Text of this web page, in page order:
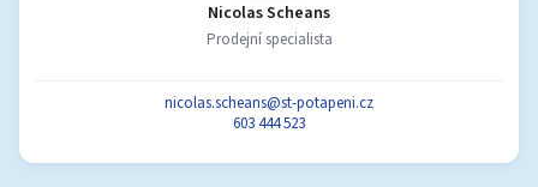
Nicolas Scheans
Prodejní specialista
nicolas.scheans@st-potapeni.cz
603 444 523